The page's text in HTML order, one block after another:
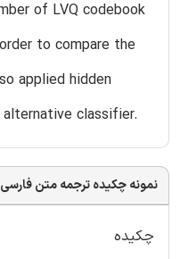
of LVQ codebook
to compare the
applied hidden
classifier.
نمونه چکیده ترجمه متن فارسی
چکیده